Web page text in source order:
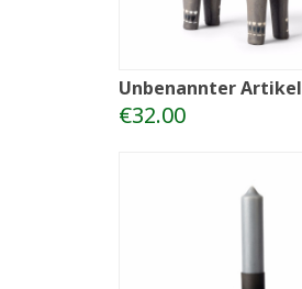
Unbenannter Artikel
€32.00